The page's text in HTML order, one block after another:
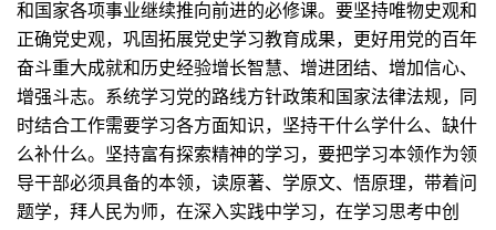
和国家各项事业继续推向前进的必修课。要坚持唯物史观和
正确党史观，巩固拓展党史学习教育成果，更好用党的百年
奋斗重大成就和历史经验增长智慧、增进团结、增加信心、
增强斗志。系统学习党的路线方针政策和国家法律法规，同
时结合工作需要学习各方面知识，坚持干什么学什么、缺什
么补什么。坚持富有探索精神的学习，要把学习本领作为领
导干部必须具备的本领，读原著、学原文、悟原理，带着问
题学，拜人民为师，在深入实践中学习，在学习思考中创